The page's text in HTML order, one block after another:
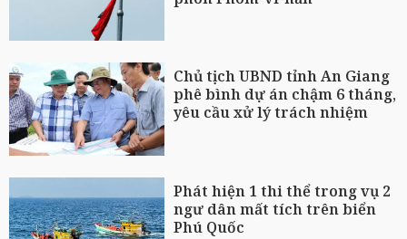
Chủ tịch UBND tỉnh An Giang
phê bình dự án chậm 6 tháng,
yêu cầu xử lý trách nhiệm
Phát hiện 1 thi thể trong vụ 2
ngư dân mất tích trên biển
Phú Quốc